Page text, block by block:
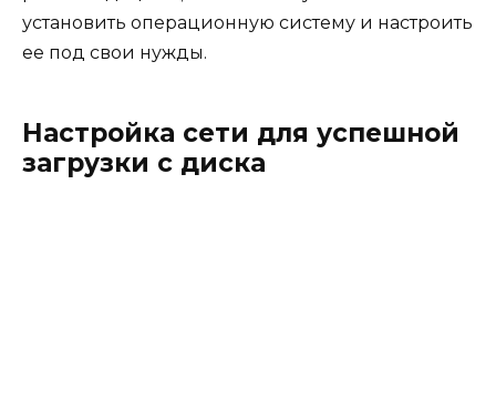
установить операционную систему и настроить
ее под свои нужды.
Настройка сети для успешной
загрузки с диска